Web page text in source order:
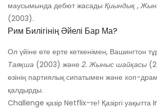
маусымында дебют жасады Қиындық ,
(2003).
Рим Билігінің Әйелі Бар Ма?
Ол үйіне өте ерте кеткенімен, Вашингтон
Таяқша (2003) және 2. Жыныс шайқасы
өзінің партиялық сипатымен және хоп-
қалдырды.
Challenge қазір Netflix-те! Қазіргі